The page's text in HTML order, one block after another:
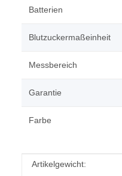
Batterien
Blutzuckermaßeinheit
Messbereich
Garantie
Farbe
Produkteigenschaft
Wert
Artikelgewicht: